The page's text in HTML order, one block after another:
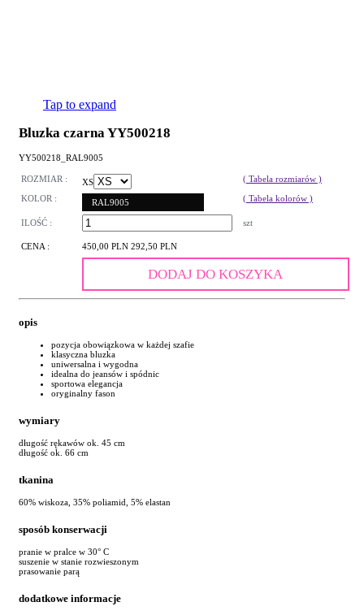
Tap to expand
Bluzka czarna YY500218
YY500218_RAL9005
ROZMIAR : XS
( Tabela rozmiarów )
KOLOR :
RAL9005 ( Tabela kolorów )
ILOŚĆ : szt
CENA : 450,00 PLN 292,50 PLN
DODAJ DO KOSZYKA
opis
pozycja obowiązkowa w każdej szafie
klasyczna bluzka
uniwersalna i wygodna
idealna do jeansów i spódnic
sportowa elegancja
oryginalny fason
wymiary
długość rękawów ok. 45 cm
długość ok. 66 cm
tkanina
60% wiskoza, 35% poliamid, 5% elastan
sposób konserwacji
pranie w pralce w 30° C
suszenie w stanie rozwieszonym
prasowanie parą
dodatkowe informacje